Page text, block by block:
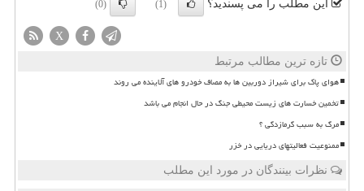
این مطلب را می پسندید؟ (1)
(0)
X
تازه ترین مطالب مرتبط
هوای پاک برای شیراز دوربین ها به مصاف خودرو های آلاینده می روند
تخمین خسارت های زیست محیطی جنگ در حال انجام می باشد
مرگ به سبب گرمازدگی ؟
ممنوعیت فعالیتهای دریایی در خزر
نظرات بینندگان در مورد این مطلب